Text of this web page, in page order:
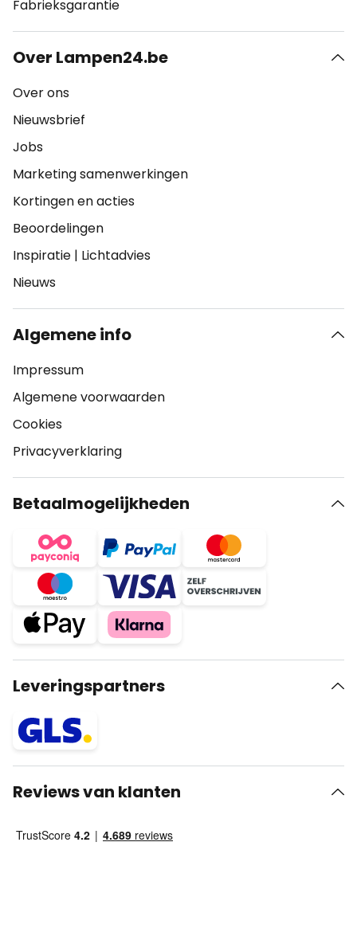
Fabrieksgarantie
Over Lampen24.be
Over ons
Nieuwsbrief
Jobs
Marketing samenwerkingen
Kortingen en acties
Beoordelingen
Inspiratie | Lichtadvies
Nieuws
Algemene info
Impressum
Algemene voorwaarden
Cookies
Privacyverklaring
Betaalmogelijkheden
Leveringspartners
Reviews van klanten